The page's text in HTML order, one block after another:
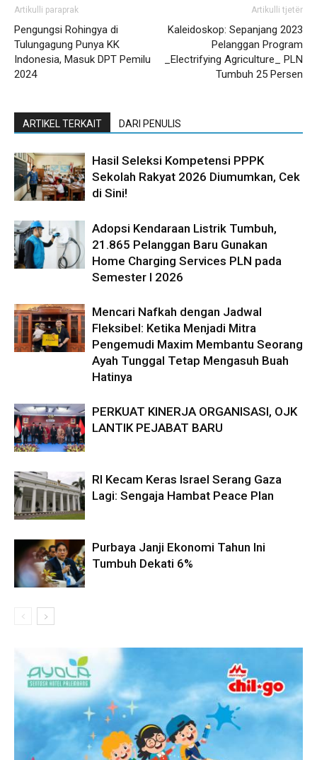
Artikulli paraprak
Pengungsi Rohingya di
Tulungagung Punya KK
Indonesia, Masuk DPT Pemilu
2024
Artikulli tjetër
Kaleidoskop: Sepanjang 2023
Pelanggan Program
_Electrifying Agriculture_ PLN
Tumbuh 25 Persen
ARTIKEL TERKAIT DARI PENULIS
Hasil Seleksi Kompetensi PPPK
Sekolah Rakyat 2026 Diumumkan, Cek
di Sini!
Adopsi Kendaraan Listrik Tumbuh,
21.865 Pelanggan Baru Gunakan
Home Charging Services PLN pada
Semester I 2026
Mencari Nafkah dengan Jadwal
Fleksibel: Ketika Menjadi Mitra
Pengemudi Maxim Membantu Seorang
Ayah Tunggal Tetap Mengasuh Buah
Hatinya
PERKUAT KINERJA ORGANISASI, OJK
LANTIK PEJABAT BARU
RI Kecam Keras Israel Serang Gaza
Lagi: Sengaja Hambat Peace Plan
Purbaya Janji Ekonomi Tahun Ini
Tumbuh Dekati 6%